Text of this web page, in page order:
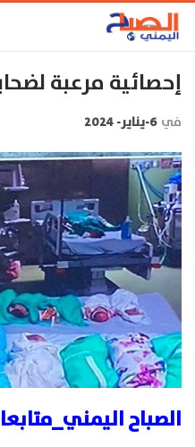
إحصائية مرعبة
في 6-يناير- 2024
الصباح